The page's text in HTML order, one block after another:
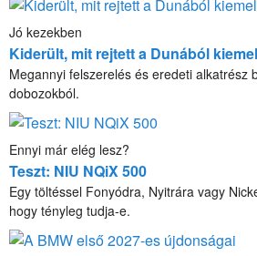
Jó kezekben
Kiderült, mit rejtett a Dunából
Megannyi felszerelés és eredeti alkatrész
dobozokból.
Ennyi már elég lesz?
Teszt: NIU NQiX 500
Egy töltéssel Fonyódra, Nyitrára vagy
hogy tényleg tudja-e.